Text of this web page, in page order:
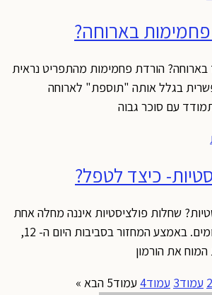
בארוחה?
הורדת פחמימות מהתפריט נראית
בגלל אותה "תוספת" לארוחה
עם סוכר גבוה
כיצד לטפל?
שחלות פולציסטיות איננה מחלה אחת
אלא אוסף של סימפטומים. באמצע המחזור בסביבות היום ה- 12,
את הורמון
עמוד3 עמוד4 עמוד5 הבא »